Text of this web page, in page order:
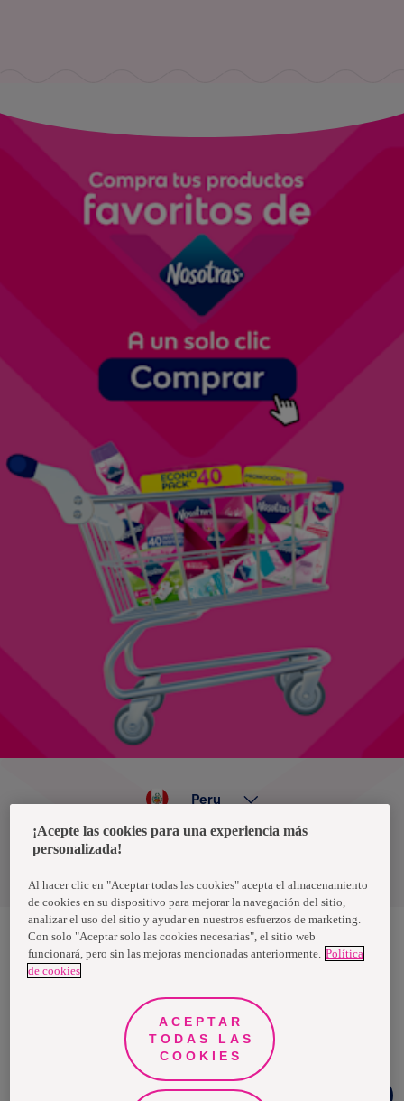
Política de privacidad de datos
Peru
Nosotras, una marca de Essity - una compañía global líder en
higiene y salud. Cada día, mil millones de personas, en todo el
propósito es romper barreras por el bienestar en beneficio de
consumidores, pacientes, cuidadores, clientes y la sociedad en
general. Vendemos en aproximadamente 150 países bajo las
principales marcas globales TENA y Tork, así como otras marcas
como Actimove, Cutimed, JOBST, Knix, Leukoplast, Libero, Libresse,
Lotus, Modibodi, Nosotras, Saba, Tempo, TOM Organic y Zewa. En
2024, Essity tuvo ventas de aproximadamente 13 mil millones de
euros y empleó a 36,000 personas. La sede de la compañía está
¡Acepte las cookies para una experiencia más
personalizada!
Al hacer clic en "Aceptar todas las cookies" acepta el almacenamiento
de cookies en su dispositivo para mejorar la navegación del sitio,
analizar el uso del sitio y ayudar en nuestros esfuerzos de marketing.
Con solo "Aceptar solo las cookies necesarias", el sitio web
funcionará, pero sin las mejoras mencionadas anteriormente. Política
de cookies
ACEPTAR
TODAS LAS
COOKIES